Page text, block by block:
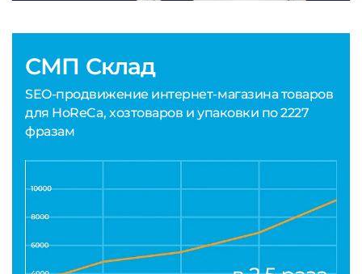
СМП Склад
SEO-продвижение интернет-магазина товаров
для HoReCa, хозтоваров и упаковки по 2227
фразам